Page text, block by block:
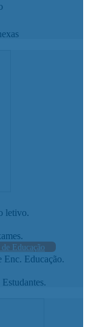
letivo.
Educação
Enc. Educação.